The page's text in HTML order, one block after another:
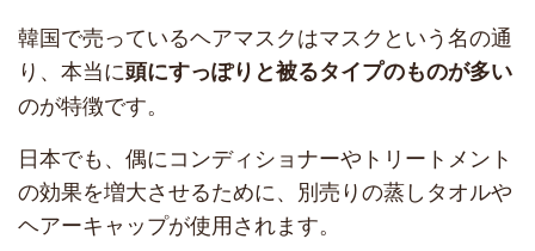
韓国で売っているヘアマスクはマスクという名の通
り、本当に頭にすっぽりと被るタイプのものが多い
のが特徴です。
日本でも、偶にコンディショナーやトリートメント
の効果を増大させるために、別売りの蒸しタオルや
ヘアーキャップが使用されます。